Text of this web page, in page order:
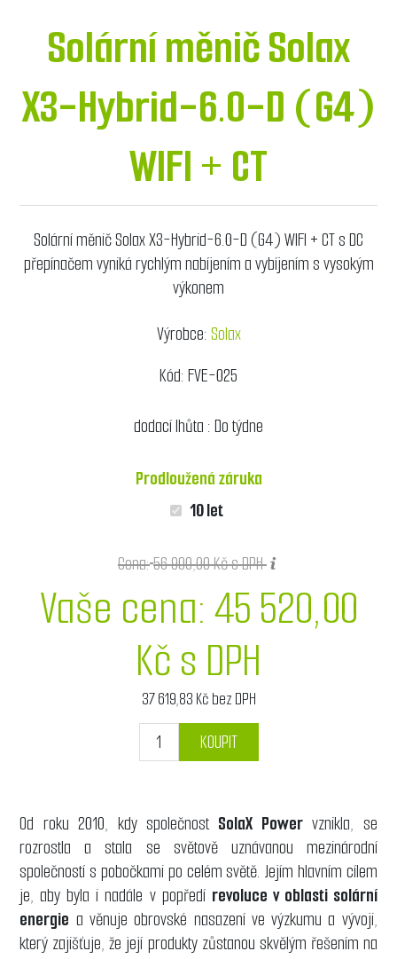
Solární měnič Solax
X3-Hybrid-6.0-D (G4)
WIFI + CT
Solární měnič Solax X3-Hybrid-6.0-D (G4) WIFI + CT s DC
přepínačem vyniká rychlým nabíjením a vybíjením s vysokým
výkonem
Výrobce:Solax
Kód:FVE-025
dodací lhůta :Do týdne
Prodloužená záruka
10 let
Cena:56 900,00 Kč s DPH
Vaše cena:45 520,00
Kč s DPH
37 619,83 Kč bez DPH
KOUPIT
Od roku 2010, kdy společnost SolaX Powervznikla, se
rozrostla a stala se světově uznávanou mezinárodní
společností s pobočkami po celém světě. Jejím hlavním cílem
je, aby byla i nadále v popředí revoluce v oblasti solární
energie a věnuje obrovské nasazení ve výzkumu a vývoji,
který zajišťuje, že její produkty zůstanou skvělým řešením na